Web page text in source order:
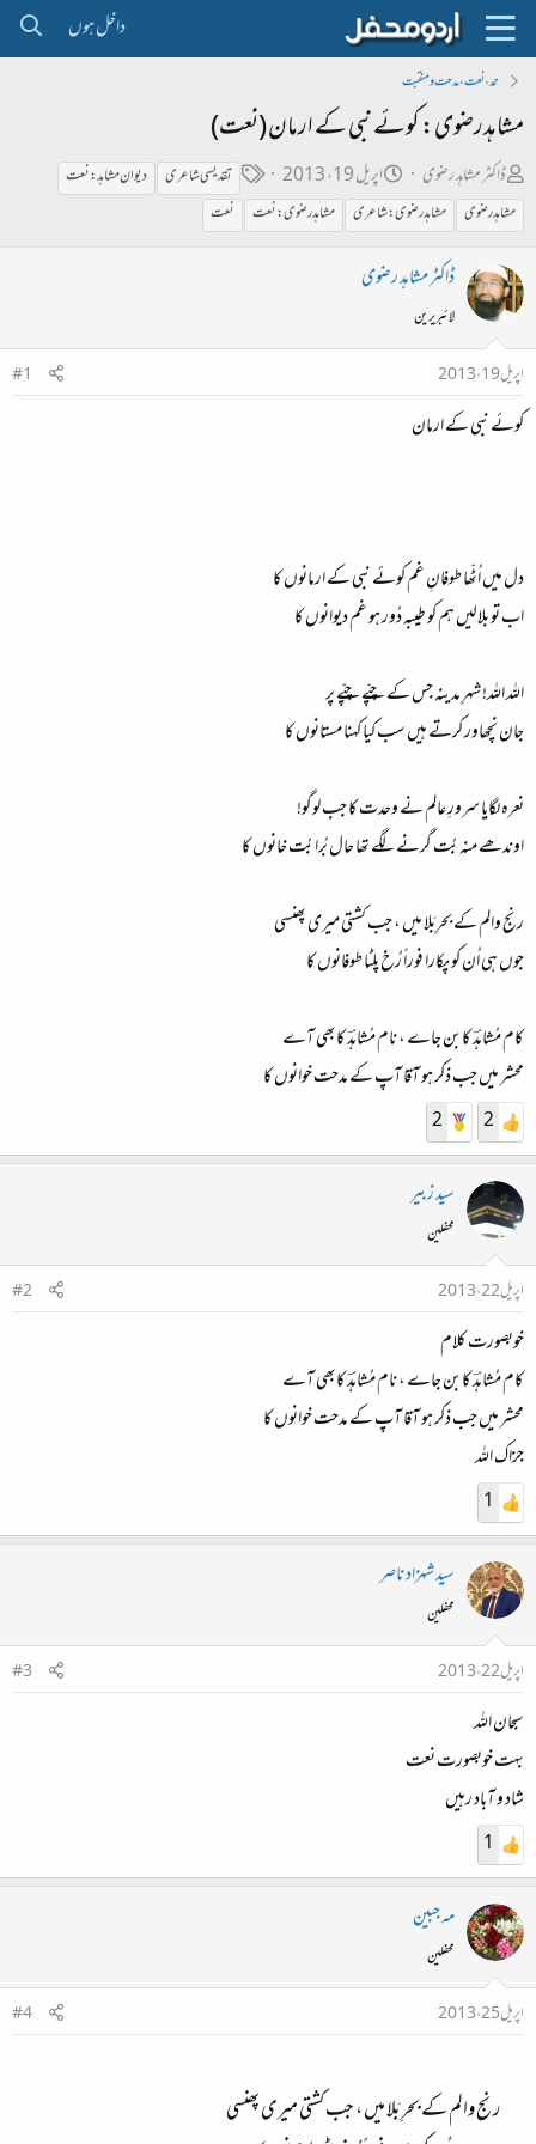
داخل ہوں
حمد، نعت، مدحت و منقبت
مشاہدرضوی: کوئے نبی کے ارمان (نعت)
ص
ا
ح
ب
ل
ڑ
ی
ڈاکٹر مشاہد رضوی
ت
ا
ر
ی
ا
اپریل 19، 2013
ی
گ
تقدیسی شاعری
دیوان مشاہد: نعت
مشاہدرضوی
مشاہدرضوی:شاعری مشاہدرضوی:نعت نعت
ڈاکٹر مشاہد رضوی
لائبریرین
اپریل 19، 2013
#1
کوئے نبی کے ارمان
دل میں اُٹّھا طوفانِ غم کوئے نبی کے ارمانوں کا
اب تو بلالیں ہم کو طیبہ دُور ہو غم دیوانوں کا
اللہ اللہ! شہرِ مدینہ جس کے چپّے چپّے پر
جان نچھاور کرتے ہیں سب کیا کہنا مستانوں کا
نعرہ لگایا سرورِ عالم نے وحدت کا جب لوگو!
اوندھے منہ بُت گرنے لگے تھا حال بُرا بُت خانوں کا
رنج والم کے بحرِبَلا میں ، جب کشتی میری پھنسی
جوں ہی اُن کو پکارا فوراً رُخ پلٹا طوفانوں کا
کام مُشاہدؔ کابن جاے ، نام مُشاہدؔ کابھی آے
محشر میں جب ذکر ہو آقا آپ کے مدحت خوانوں کا
2
2
سید زبیر
محفلین
اپریل 22، 2013
#2
خوبصورت کلام
کام مُشاہدؔ کابن جاے ، نام مُشاہدؔ کابھی آے​
محشر میں جب ذکر ہو آقا آپ کے مدحت خوانوں کا​
جزاک اللہ​
1
سید شہزاد ناصر
محفلین
اپریل 22، 2013
#3
سبحان اللہ
بہت خوبصورت نعت
شاد و آباد رہیں
1
مہ جبین
محفلین
اپریل 25، 2013
#4
رنج والم کے بحرِبَلا میں ، جب کشتی میری پھنسی